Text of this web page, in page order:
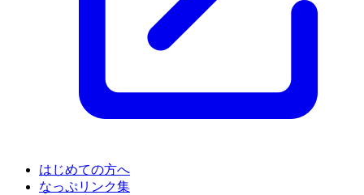
はじめての方へ
なっぷリンク集